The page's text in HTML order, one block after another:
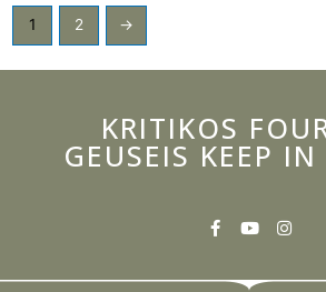
1 2 →
KRITIKOS
GEUSEIS KEEP